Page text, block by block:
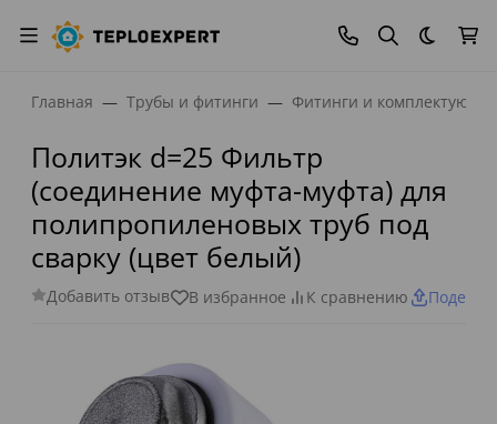
Темная
Главная Трубы и фитинги Фитинги и
Политэк d=25 Фильтр
(соединение муфта-муфта) для
полипропиленовых труб под
сварку (цвет белый)
Добавить отзыв В избранное К сравнению